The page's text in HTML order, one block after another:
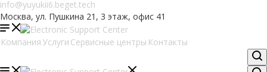
info@yuyukii6.beget.tech
Москва, ул. Пушкина 21, 3 этаж, офис 41
Компания Услуги Сервисные центры Контакты